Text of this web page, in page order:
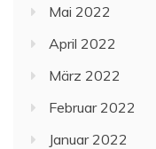
Mai 2022
April 2022
März 2022
Februar 2022
Januar 2022